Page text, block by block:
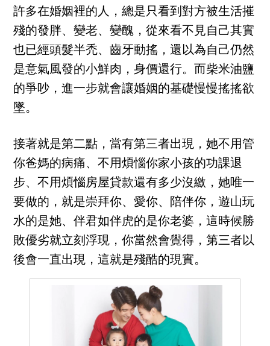
許多在婚姻裡的人，總是只看到對方被生活摧
殘的發胖、變老、變醜，從來看不見自己其實
也已經頭髮半禿、齒牙動搖，還以為自己仍然
是意氣風發的小鮮肉，身價還行。而柴米油鹽
的爭吵，進一步就會讓婚姻的基礎慢慢搖搖欲
墜。
接著就是第二點，當有第三者出現，她不用管
你爸媽的病痛、不用煩惱你家小孩的功課退
步、不用煩惱房屋貸款還有多少沒繳，她唯一
要做的，就是崇拜你、愛你、陪伴你，遊山玩
水的是她、伴君如伴虎的是你老婆，這時候勝
敗優劣就立刻浮現，你當然會覺得，第三者以
後會一直出現，這就是殘酷的現實。